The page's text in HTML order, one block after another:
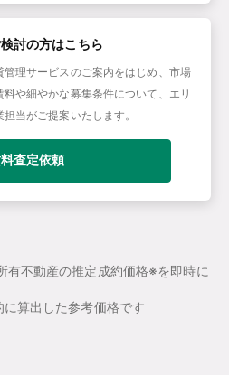
討の方はこちら
理サービスのご案内をはじめ、市場
や細やかな募集条件について、エリ
当がご提案いたします。
査定依頼
有不動産の推定成約価格※を即時に
算出した参考価格です